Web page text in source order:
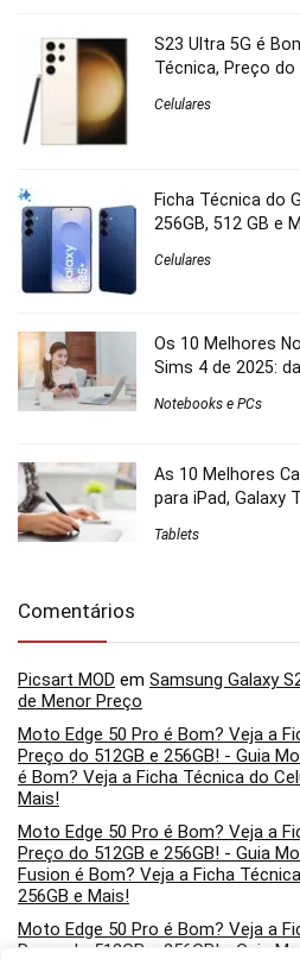
S23 Ultra 5G é
Técnica, Preço do
Celulares
Ficha Técnica do
256GB, 512 GB e
Celulares
Os 10 Melhores
Sims 4 de 2025:
Notebooks e PCs
As 10 Melhores
para iPad, Galaxy
Tablets
Comentários
Picsart MOD em Samsung Galaxy
de Menor Preço
Moto Edge 50 Pro é Bom? Veja a
Preço do 512GB e 256GB! - Guia
é Bom? Veja a Ficha Técnica do
Mais!
Moto Edge 50 Pro é Bom? Veja a
Preço do 512GB e 256GB! - Guia
Fusion é Bom? Veja a Ficha
256GB e Mais!
Moto Edge 50 Pro é Bom? Veja a
Preço do 512GB e 256GB! - Guia